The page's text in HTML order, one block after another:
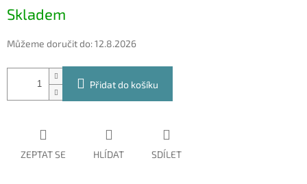
cena:
Skladem
Můžeme doručit do:12.8.2026
Přidat do košíku
ZEPTAT SE HLÍDAT SDÍLET